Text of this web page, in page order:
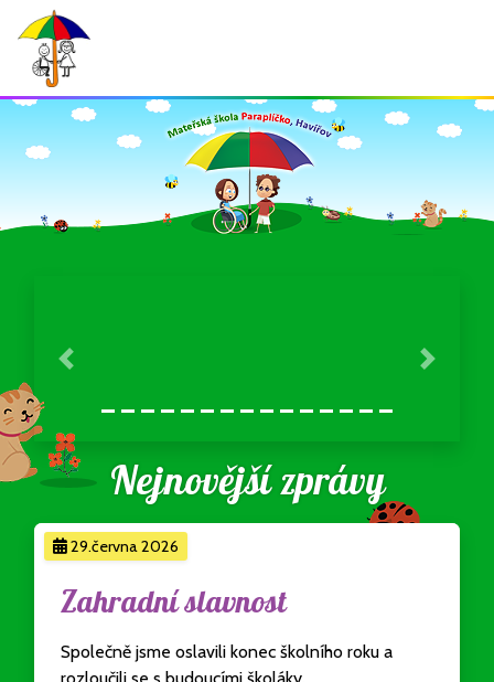
Předchozí Další
Nejnovější zprávy
29.června 2026
Zahradní slavnost
Společně jsme oslavili konec školního roku a